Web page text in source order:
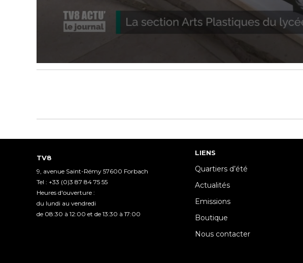
TV8
9, avenue Saint-Rémy 57600 Forbach
Tel : +33 (0)3 87 84 75 55
Heures d'ouverture :
du lundi au vendredi
de 08:30 à 12:00 et de 13:30 à 17:00
LIENS
Quartiers d’été
Actualités
Emissions
Boutique
Nous contacter